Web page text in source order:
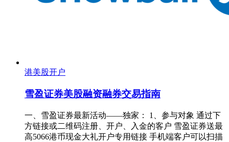
港美股开户
雪盈证券美股融资融券交易指南
一、雪盈证券最新活动——独家： 1、参与对象 通过下
方链接或二维码注册、开户、入金的客户 雪盈证券送最
高5066港币现金大礼开户专用链接 手机端客户可以扫描